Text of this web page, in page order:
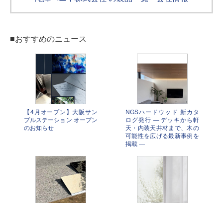
■おすすめのニュース
【4月オープン】大阪サン
プルステーション オープン
のお知らせ
NGSハードウッド 新カタ
ログ発行 ― デッキから軒
天・内装天井材まで、木の
可能性を広げる最新事例を
掲載 ―